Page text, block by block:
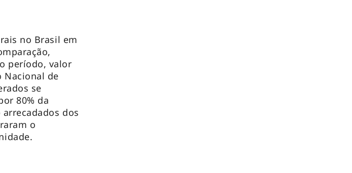
no Brasil em
período, valor
Nacional de
se
80% da
dos
o